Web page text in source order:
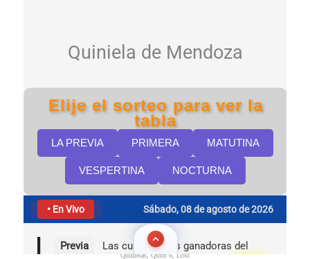
Quinielas, Quini 6, Loto